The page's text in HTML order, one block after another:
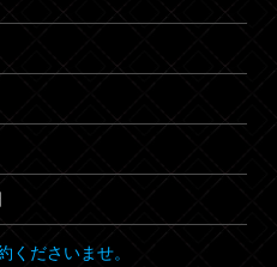
くださいませ。